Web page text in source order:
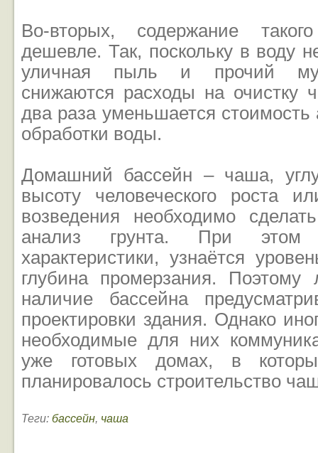
Во-вторых, содержание
дешевле. Так, поскольку в воду
уличная пыль и прочий
снижаются расходы на очистку
два раза уменьшается стоимость
обработки воды.
Домашний бассейн – чаша,
высоту человеческого роста
возведения необходимо
анализ грунта. При этом
характеристики, узнаётся
глубина промерзания. Поэтому
наличие бассейна
проектировки здания. Однако
необходимые для них
уже готовых домах, в
планировалось строительство
Теги: бассейн, чаша